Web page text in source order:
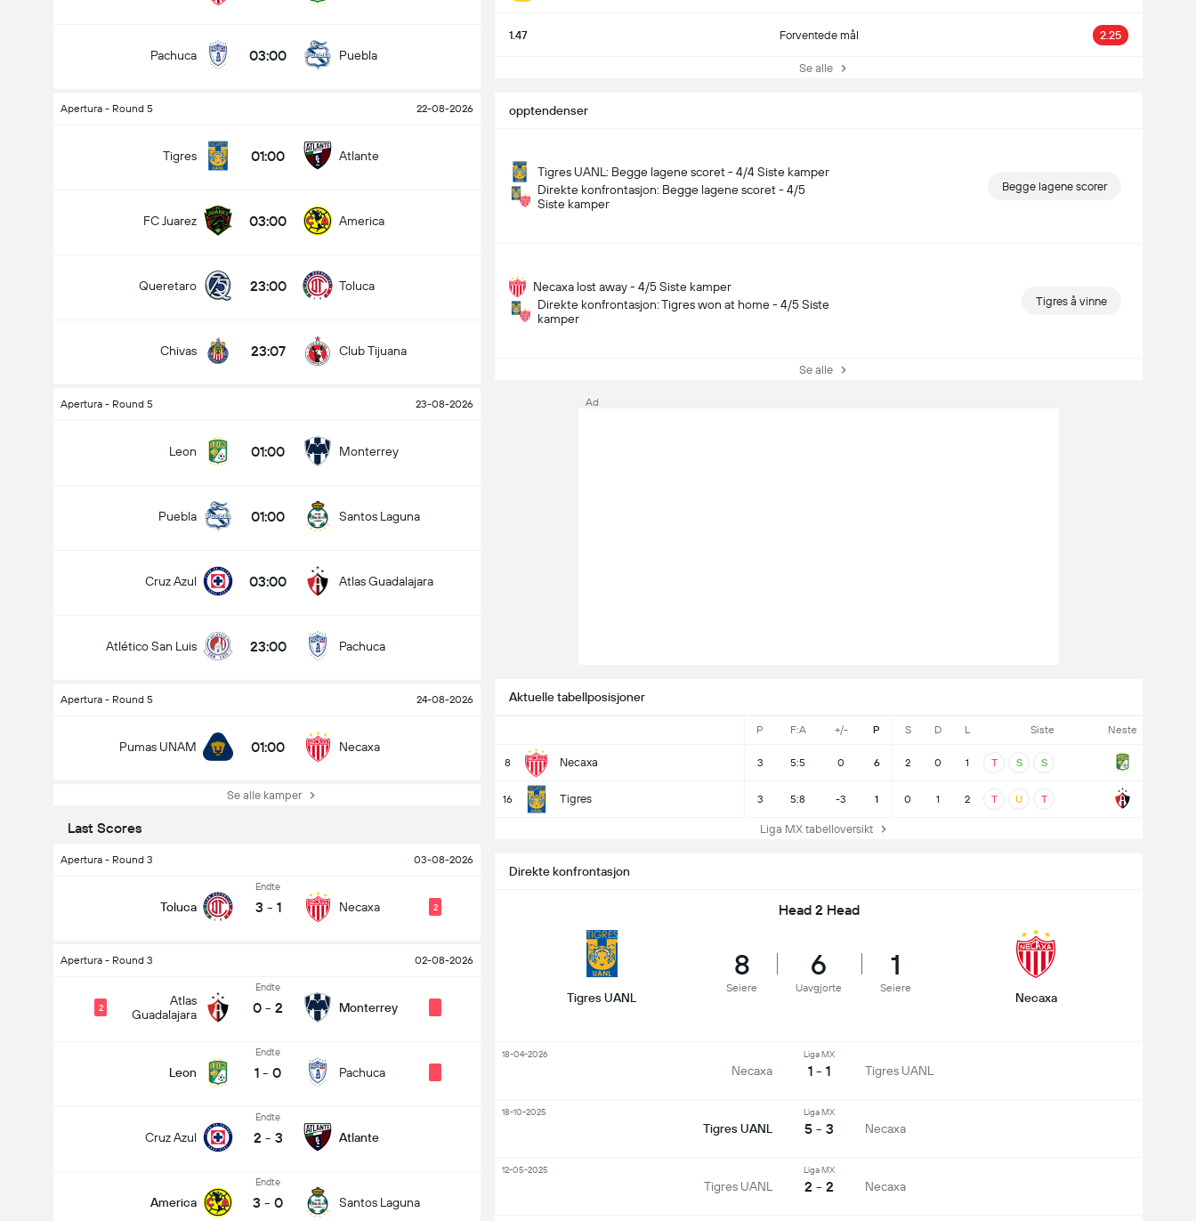
Pachuca 03:00 Puebla
Apertura - Round 5 22-08-2026
Tigres 01:00 Atlante
FC Juarez 03:00 America
Queretaro 23:00 Toluca
Chivas 23:07 Club Tijuana
Apertura - Round 5 23-08-2026
Leon 01:00 Monterrey
Puebla 01:00 Santos Laguna
Cruz Azul 03:00 Atlas Guadalajara
Atlético San Luis 23:00 Pachuca
Apertura - Round 5 24-08-2026
Pumas UNAM 01:00 Necaxa
Se alle kamper
Last Scores
Apertura - Round 3 03-08-2026
Toluca
Endte
3 - 1 Necaxa 2
Apertura - Round 3 02-08-2026
Atlas
Guadalajara
2
Endte
0 - 2 Monterrey
Leon
Endte
1 - 0 Pachuca
Cruz Azul
Endte
2 - 3 Atlante
America
Endte
3 - 0 Santos Laguna
1.47 Forventede mål 2.25
Se alle
opptendenser
Tigres UANL: Begge lagene scoret - 4/4 Siste kamper
Direkte konfrontasjon: Begge lagene scoret - 4/5
Siste kamper
Begge lagene scorer
Necaxa lost away - 4/5 Siste kamper
Direkte konfrontasjon: Tigres won at home - 4/5 Siste
kamper
Tigres å vinne
Se alle
Aktuelle tabellposisjoner
P F:A +/- P S D L Siste Neste
8 Necaxa 3 5:5 0 6 2 0 1 T S S
16 Tigres 3 5:8 -3 1 0 1 2 T U T
Liga MX tabelloversikt
Direkte konfrontasjon
Head 2 Head
Tigres UANL
8
Seiere
6
Uavgjorte
1
Seiere
Necaxa
Necaxa
Liga MX
1 - 1 Tigres UANL
18-04-2026
Tigres UANL
Liga MX
5 - 3 Necaxa
18-10-2025
Tigres UANL
Liga MX
2 - 2 Necaxa
12-05-2025
Ad